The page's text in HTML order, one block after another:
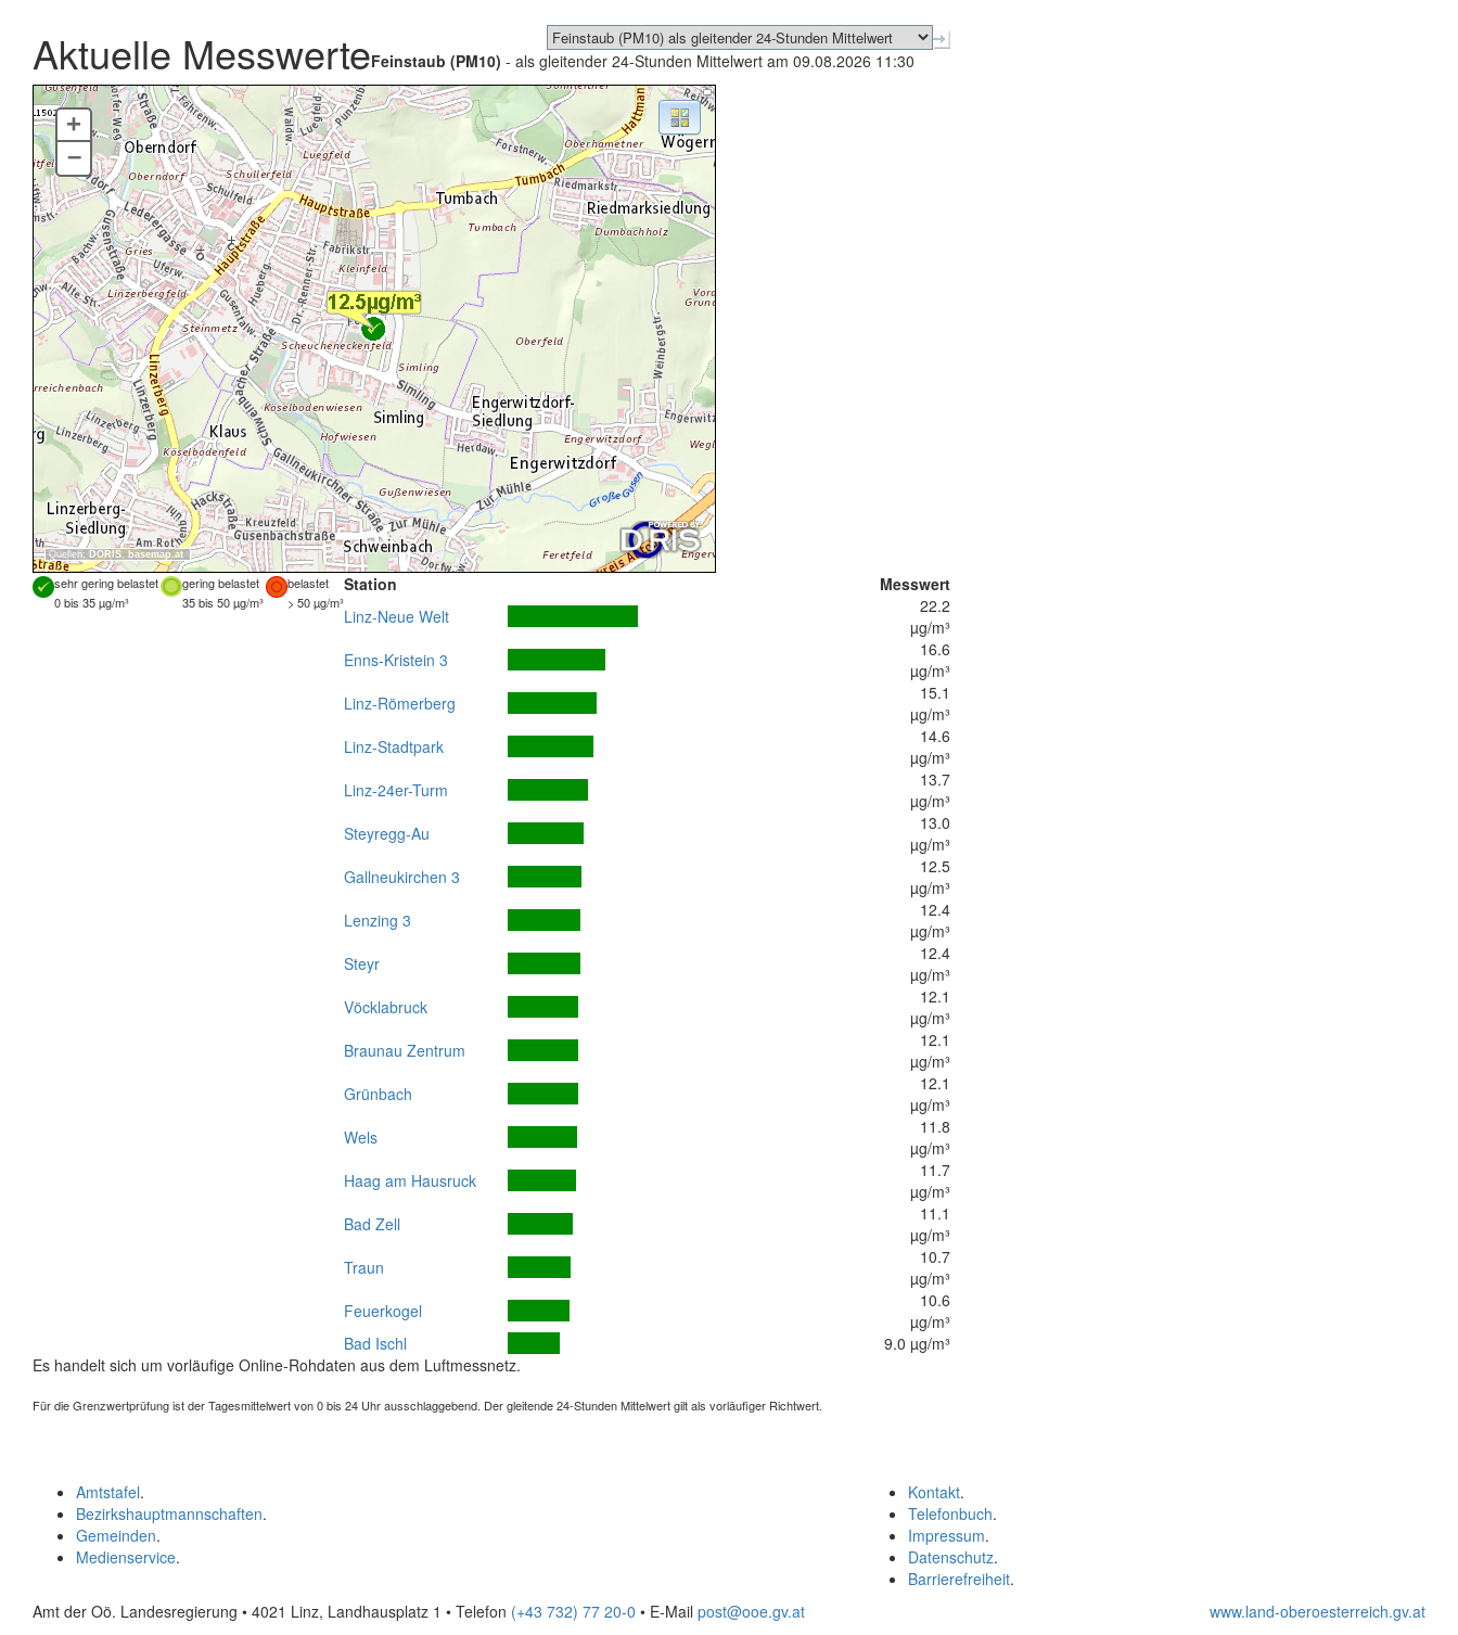
Aktuelle MesswerteFeinstaub (PM10) - als gleitender 24-Stunden Mittelwert am 09.08.2026 11:30
Quellen: DORIS, basemap.at
+
–
sehr gering belastet gering belastet
belastet
0 bis 35 µg/m³
35 bis 50 µg/m³ > 50 µg/m³
Station
Messwert
Linz-Neue Welt
22.2
µg/m³
Enns-Kristein 3
16.6
µg/m³
Linz-Römerberg
15.1
µg/m³
Linz-Stadtpark
14.6
µg/m³
Linz-24er-Turm
13.7
µg/m³
Steyregg-Au
13.0
µg/m³
Gallneukirchen 3
12.5
µg/m³
Lenzing 3
12.4
µg/m³
Steyr
12.4
µg/m³
Vöcklabruck
12.1
µg/m³
Braunau Zentrum
12.1
µg/m³
Grünbach
12.1
µg/m³
Wels
11.8
µg/m³
Haag am Hausruck
11.7
µg/m³
Bad Zell
11.1
µg/m³
Traun
10.7
µg/m³
Feuerkogel
10.6
µg/m³
Bad Ischl
9.0 µg/m³
Es handelt sich um vorläufige Online-Rohdaten aus dem Luftmessnetz.
Für die Grenzwertprüfung ist der Tagesmittelwert von 0 bis 24 Uhr ausschlaggebend. Der gleitende 24-Stunden Mittelwert gilt als vorläufiger Richtwert.
Kontakt.
Telefonbuch.
Impressum.
Datenschutz.
Barrierefreiheit.
Amtstafel.
Bezirkshauptmannschaften.
Gemeinden.
Medienservice.
Amt der Oö. Landesregierung • 4021 Linz, Landhausplatz 1 • Telefon (+43 732) 77 20-0 • E-Mail post@ooe.gv.at www.land-oberoesterreich.gv.at